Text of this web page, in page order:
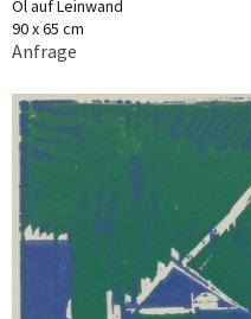
Öl auf Leinwand
90 x 65 cm
Anfrage